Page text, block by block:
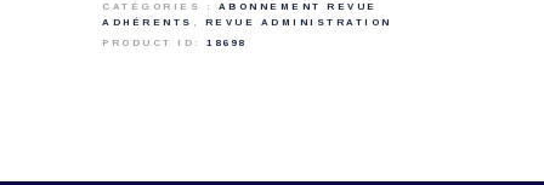
CATÉGORIES : ABONNEMENT REVUE
ADHÉRENTS , REVUE ADMINISTRATION
PRODUCT ID: 18698